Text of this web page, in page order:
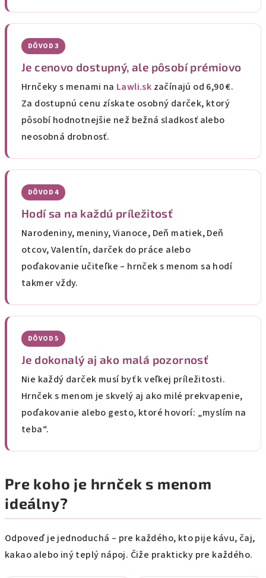
DÔVOD 3
Je cenovo dostupný, ale pôsobí prémiovo
Hrnčeky s menami na Lawli.sk začínajú od 6,90 €.
Za dostupnú cenu získate osobný darček, ktorý
pôsobí hodnotnejšie než bežná sladkosť alebo
neosobná drobnosť.
DÔVOD 4
Hodí sa na každú príležitosť
Narodeniny, meniny, Vianoce, Deň matiek, Deň
otcov, Valentín, darček do práce alebo
poďakovanie učiteľke – hrnček s menom sa hodí
takmer vždy.
DÔVOD 5
Je dokonalý aj ako malá pozornosť
Nie každý darček musí byť k veľkej príležitosti.
Hrnček s menom je skvelý aj ako milé prekvapenie,
poďakovanie alebo gesto, ktoré hovorí: „myslím na
teba“.
Pre koho je hrnček s menom
ideálny?
Odpoveď je jednoduchá – pre každého, kto pije kávu, čaj,
kakao alebo iný teplý nápoj. Čiže prakticky pre každého.